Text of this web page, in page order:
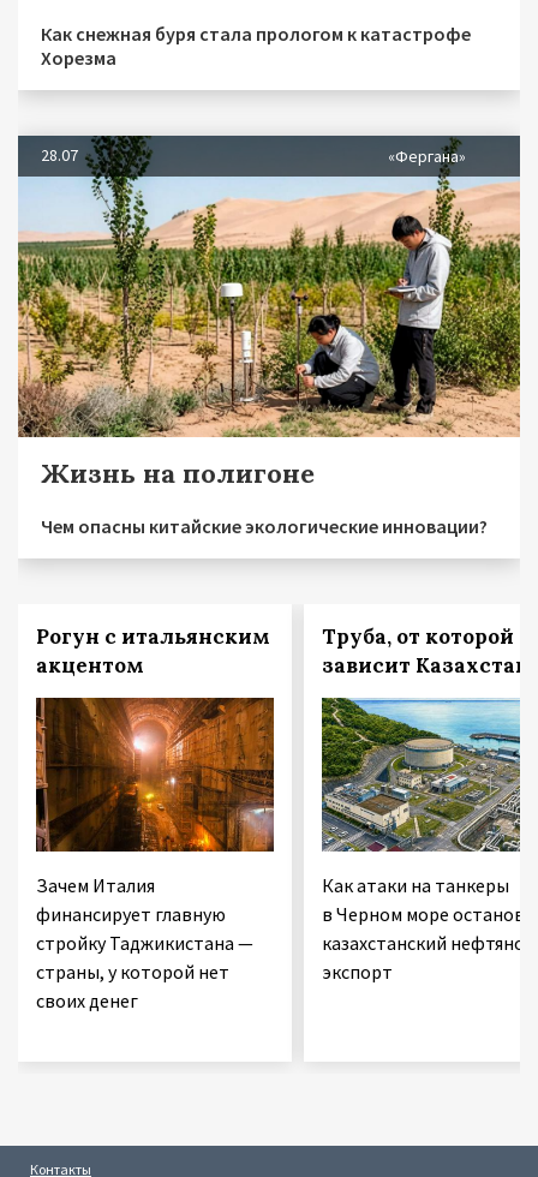
Как снежная буря стала прологом к катастрофе
Хорезма
28.07 «Фергана»
Жизнь на полигоне
Чем опасны китайские экологические инновации?
Рогун с итальянским
акцентом
Зачем Италия
финансирует главную
стройку Таджикистана —
страны, у которой нет
своих денег
Труба, от которой
зависит Казахстан
Как атаки на танкеры
в Черном море
казахстанский нефтяной
экспорт
Контакты